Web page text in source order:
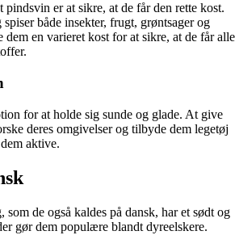
er at sikre, at de får den rette kost.
både insekter, frugt, grøntsager og
en varieret kost for at sikre, at de får alle
for at holde sig sunde og glade. At give
deres omgivelser og tilbyde dem legetøj
aktive.
de også kaldes på dansk, har et sødt og
gør dem populære blandt dyreelskere.